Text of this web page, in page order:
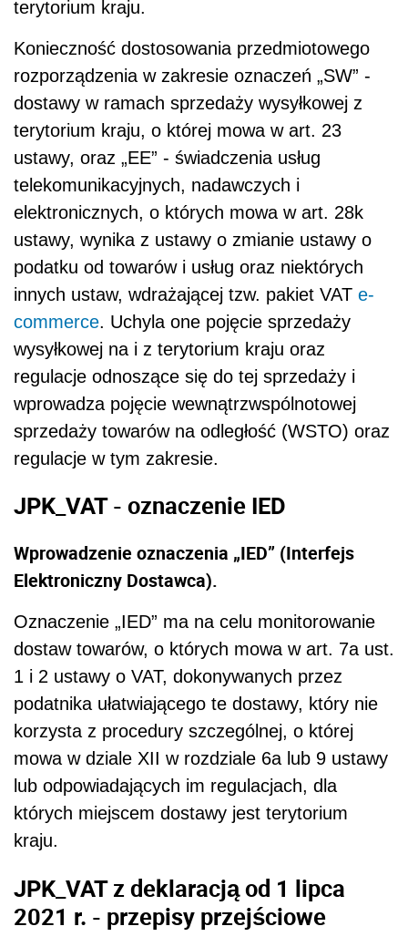
terytorium kraju.
Konieczność dostosowania przedmiotowego
rozporządzenia w zakresie oznaczeń „SW” -
dostawy w ramach sprzedaży wysyłkowej z
terytorium kraju, o której mowa w art. 23
ustawy, oraz „EE” - świadczenia usług
telekomunikacyjnych, nadawczych i
elektronicznych, o których mowa w art. 28k
ustawy, wynika z ustawy o zmianie ustawy o
podatku od towarów i usług oraz niektórych
innych ustaw, wdrażającej tzw. pakiet VAT e-
commerce. Uchyla one pojęcie sprzedaży
wysyłkowej na i z terytorium kraju oraz
regulacje odnoszące się do tej sprzedaży i
wprowadza pojęcie wewnątrzwspólnotowej
sprzedaży towarów na odległość (WSTO) oraz
regulacje w tym zakresie.
JPK_VAT - oznaczenie IED
Wprowadzenie oznaczenia „IED” (Interfejs
Elektroniczny Dostawca).
Oznaczenie „IED” ma na celu monitorowanie
dostaw towarów, o których mowa w art. 7a ust.
1 i 2 ustawy o VAT, dokonywanych przez
podatnika ułatwiającego te dostawy, który nie
korzysta z procedury szczególnej, o której
mowa w dziale XII w rozdziale 6a lub 9 ustawy
lub odpowiadających im regulacjach, dla
których miejscem dostawy jest terytorium
kraju.
JPK_VAT z deklaracją od 1 lipca
2021 r. - przepisy przejściowe